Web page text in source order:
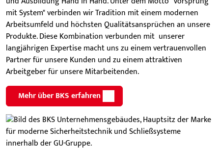
mit System" verbinden wir Tradition mit einem modernen
Arbeitsumfeld und höchsten Qualitätsansprüchen an unsere
Produkte. Diese Kombination verbunden mit unserer
langjährigen Expertise macht uns zu einem vertrauenvollen
Partner für unsere Kunden und zu einem attraktiven
Arbeitgeber für unsere Mitarbeitenden.
Mehr über BKS erfahren